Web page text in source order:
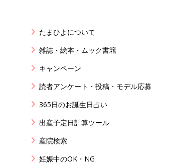
たまひよについて
雑誌・絵本・ムック書籍
キャンペーン
読者アンケート・投稿・モデル応募
365日のお誕生日占い
出産予定日計算ツール
産院検索
妊娠中のOK・NG